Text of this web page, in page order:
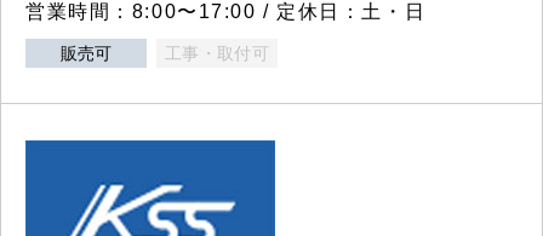
営業時間：8:00〜17:00 / 定休日：土・日
販売可 工事・取付可